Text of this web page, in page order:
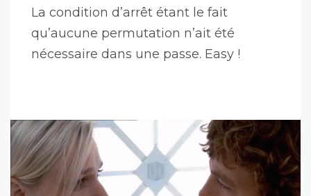
La condition d’arrêt étant le fait
qu’aucune permutation n’ait été
nécessaire dans une passe. Easy !